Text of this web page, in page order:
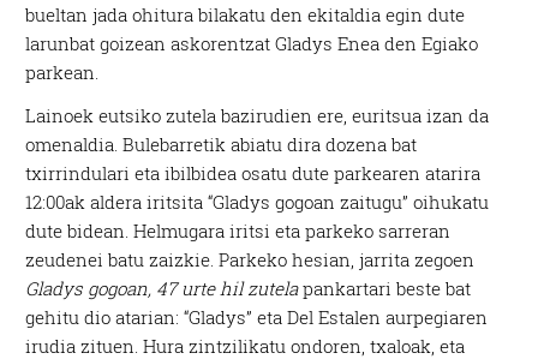
bueltan jada ohitura bilakatu den ekitaldia egin dute
larunbat goizean askorentzat Gladys Enea den Egiako
parkean.
Lainoek eutsiko zutela bazirudien ere, euritsua izan da
omenaldia. Bulebarretik abiatu dira dozena bat
txirrindulari eta ibilbidea osatu dute parkearen atarira
12:00ak aldera iritsita “Gladys gogoan zaitugu” oihukatu
dute bidean. Helmugara iritsi eta parkeko sarreran
zeudenei batu zaizkie. Parkeko hesian, jarrita zegoen
Gladys gogoan, 47 urte hil zutelapankartari beste bat
gehitu dio atarian: “Gladys” eta Del Estalen aurpegiaren
irudia zituen. Hura zintzilikatu ondoren, txaloak, eta